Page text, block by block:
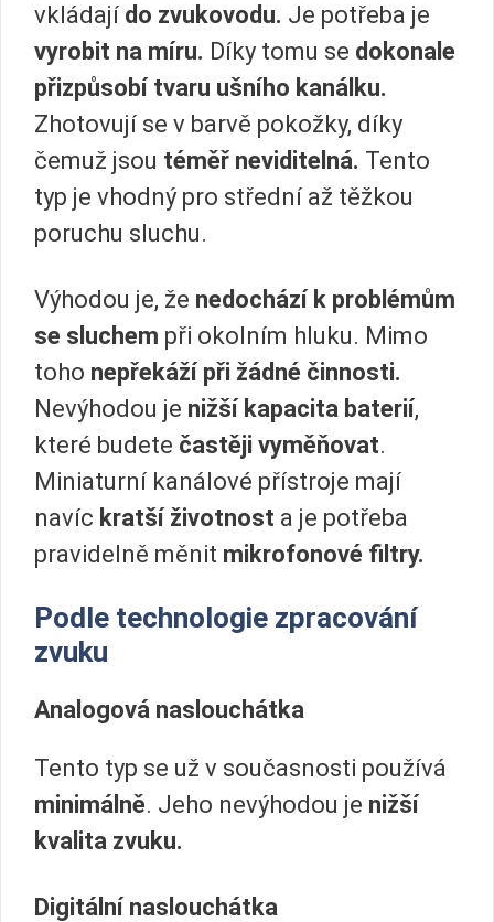
vkládají do zvukovodu. Je potřeba je
vyrobit na míru. Díky tomu se dokonale
přizpůsobí tvaru ušního kanálku.
Zhotovují se v barvě pokožky, díky
čemuž jsou téměř neviditelná. Tento
typ je vhodný pro střední až těžkou
poruchu sluchu.
Výhodou je, že nedochází k problémům
se sluchem při okolním hluku. Mimo
toho nepřekáží při žádné činnosti.
Nevýhodou je nižší kapacita baterií,
které budete častěji vyměňovat.
Miniaturní kanálové přístroje mají
navíc kratší životnost a je potřeba
pravidelně měnit mikrofonové filtry.
Podle technologie zpracování
zvuku
Analogová naslouchátka
Tento typ se už v současnosti používá
minimálně. Jeho nevýhodou je nižší
kvalita zvuku.
Digitální naslouchátka